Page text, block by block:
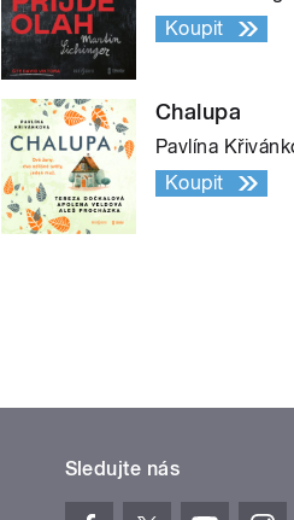
Koupit
Chalupa
Pavlína
Koupit
Sledujte nás